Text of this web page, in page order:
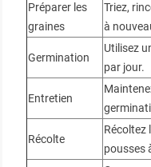
Préparer les
graines
Triez,
à
Germination
Utilisez
par jour.
Entretien
Récolte
Récoltez
pousses